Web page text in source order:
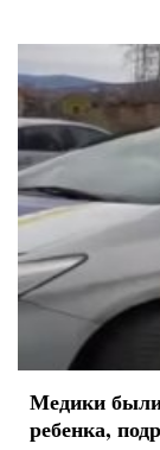
Медики
ребенка,